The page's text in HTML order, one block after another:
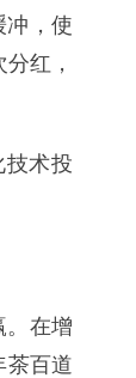
冲，使
红，
术投
。在增
茶百道